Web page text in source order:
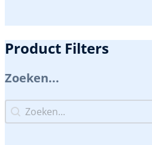
Product Filters
Zoeken...
Zoeken...
Zoeken...